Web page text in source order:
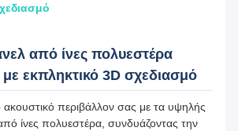
από ίνες πολυεστέρα
εκπληκτικό 3D σχεδιασμό
περιβάλλον σας με τα υψηλής
ίνες πολυεστέρα, συνδυάζοντας την